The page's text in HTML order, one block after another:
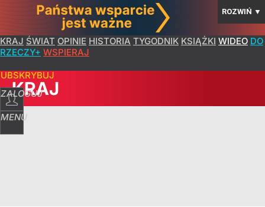
ROZWIŃ ▼
KRAJ ŚWIAT OPINIE HISTORIA TYGODNIK KSIĄŻKI WIDEO DO
RZECZY+ WSPIERAJ
ZALOGUJ
MENU
KRAJ